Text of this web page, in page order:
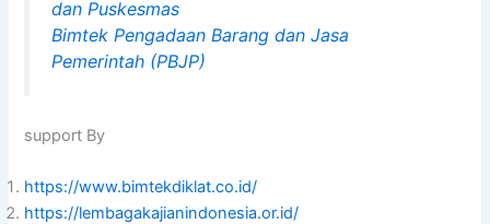
dan Puskesmas
Bimtek Pengadaan Barang dan Jasa
Pemerintah (PBJP)
support By
https://www.bimtekdiklat.co.id/
https://lembagakajianindonesia.or.id/